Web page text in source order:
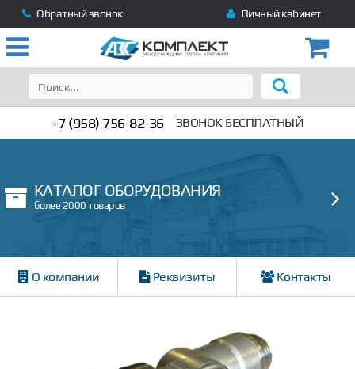
Обратный звонок Личный кабинет
+7 (958) 756-82-36 ЗВОНОК БЕСПЛАТНЫЙ
КАТАЛОГ ОБОРУДОВАНИЯ
более 2000 товаров
О компании Реквизиты Контакты